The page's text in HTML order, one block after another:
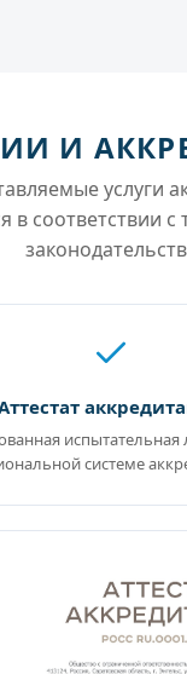
И
услуги
в соответствии
испытательная
системе